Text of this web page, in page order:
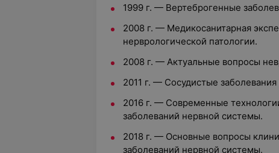
1999 г. — Вертеброгенные
2008 г. — Медикосанитарная
нерврологической патологии.
2008 г. — Актуальные вопросы
2011 г. — Сосудистые
2016 г. — Современные
заболеваний нервной системы.
2018 г. — Основные вопросы
заболеваний нервной системы.